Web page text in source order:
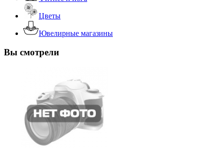
Цветы
Ювелирные магазины
Вы смотрели